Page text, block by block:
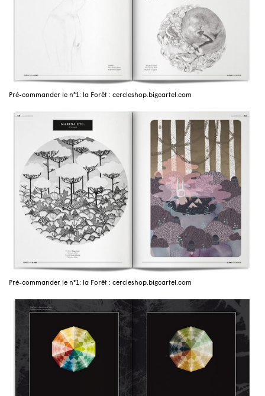
Pré-commander le n°1: la Forêt : cercleshop.bigcartel.com
Pré-commander le n°1: la Forêt : cercleshop.bigcartel.com